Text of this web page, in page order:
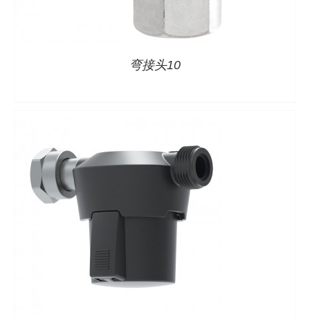
弯接头10
详情